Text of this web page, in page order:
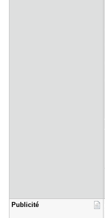
Publicité